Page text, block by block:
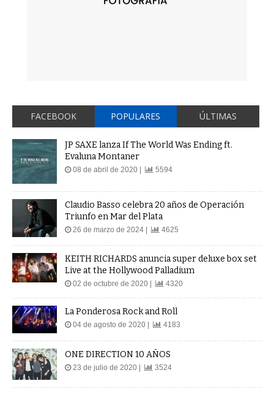
FACEBOOK POPULARES ÚLTIMAS
JP SAXE lanza If The World Was Ending ft.
Evaluna Montaner
08 de abril de 2020 | 5594
Claudio Basso celebra 20 años de Operación
Triunfo en Mar del Plata
26 de marzo de 2024 | 4625
KEITH RICHARDS anuncia super deluxe box set
Live at the Hollywood Palladium
02 de octubre de 2020 | 4320
La Ponderosa Rock and Roll
04 de agosto de 2020 | 4183
ONE DIRECTION 10 AÑOS
23 de julio de 2020 | 3524